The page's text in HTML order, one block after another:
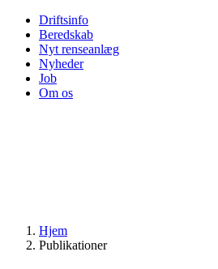
Driftsinfo
Beredskab
Nyt renseanlæg
Nyheder
Job
Om os
Hjem
Publikationer